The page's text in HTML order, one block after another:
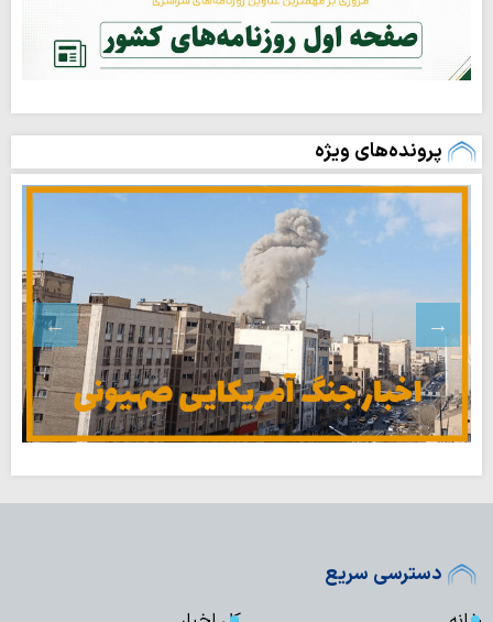
پرونده‌های ویژه
دسترسی سریع